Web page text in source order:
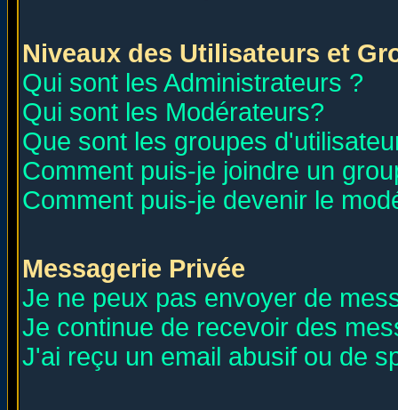
Niveaux des Utilisateurs et
Qui sont les Administrateurs ?
Qui sont les Modérateurs?
Que sont les groupes
Comment puis-je joindre un
Comment puis-je devenir le
Messagerie Privée
Je ne peux pas envoyer de
Je continue de recevoir des
J'ai reçu un email abusif ou de